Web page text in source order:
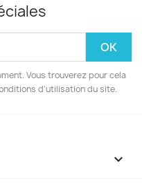
Vous trouverez pour cela
d'utilisation du site.
